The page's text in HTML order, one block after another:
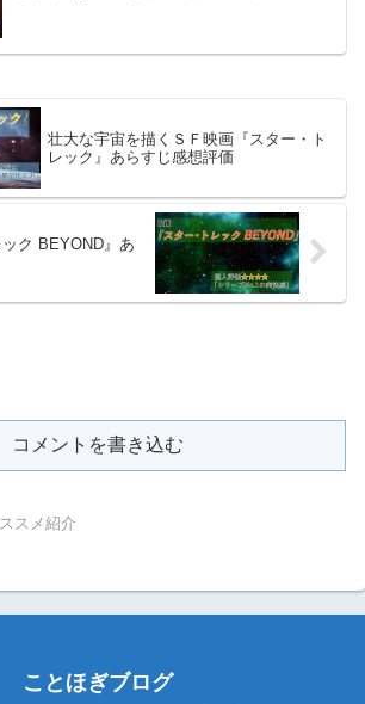
壮大な宇宙を描くＳＦ映画『スター・ト
レック』あらすじ感想評価
ク BEYOND』あ
コメントを書き込む
スメ紹介
ことほぎブログ